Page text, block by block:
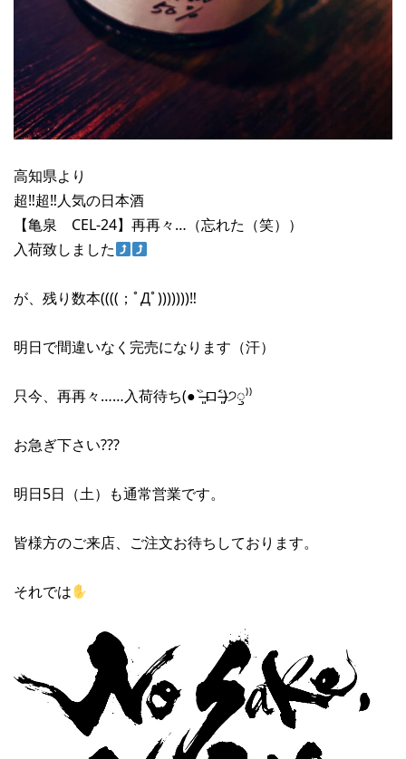
高知県より
超‼︎超‼︎人気の日本酒
【亀泉 CEL-24】再再々…（忘れた（笑））
入荷致しました
が、残り数本((((；ﾟДﾟ)))))))‼︎
明日で間違いなく完売になります（汗）
只今、再再々……入荷待ち(● ˃̶͈̀ロ˂̶͈́)੭ꠥ⁾⁾
お急ぎ下さい???
明日5日（土）も通常営業です。
皆様方のご来店、ご注文お待ちしております。
それでは